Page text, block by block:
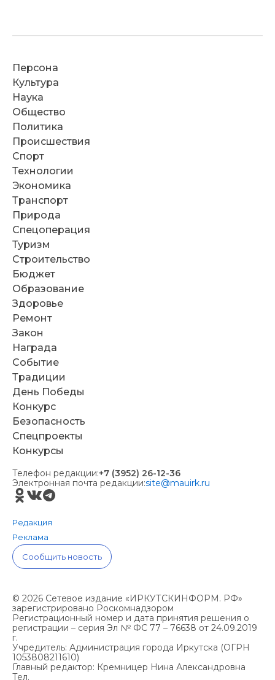
Персона
Культура
Наука
Общество
Политика
Происшествия
Спорт
Технологии
Экономика
Транспорт
Природа
Спецоперация
Туризм
Строительство
Бюджет
Образование
Здоровье
Ремонт
Закон
Награда
Событие
Традиции
День Победы
Конкурс
Безопасность
Спецпроекты
Конкурсы
Телефон редакции:+7 (3952) 26-12-36
Электронная почта редакции:site@mauirk.ru
Редакция
Реклама
Сообщить новость
© 2026 Сетевое издание «ИРКУТСКИНФОРМ. РФ»
зарегистрировано Роскомнадзором
Регистрационный номер и дата принятия решения о
регистрации – серия Эл № ФС 77 – 76638 от 24.09.2019
г.
Учредитель: Администрация города Иркутска (ОГРН
1053808211610)
Главный редактор: Кремницер Нина Александровна
Тел.